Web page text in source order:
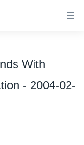
With
- 2004-02-